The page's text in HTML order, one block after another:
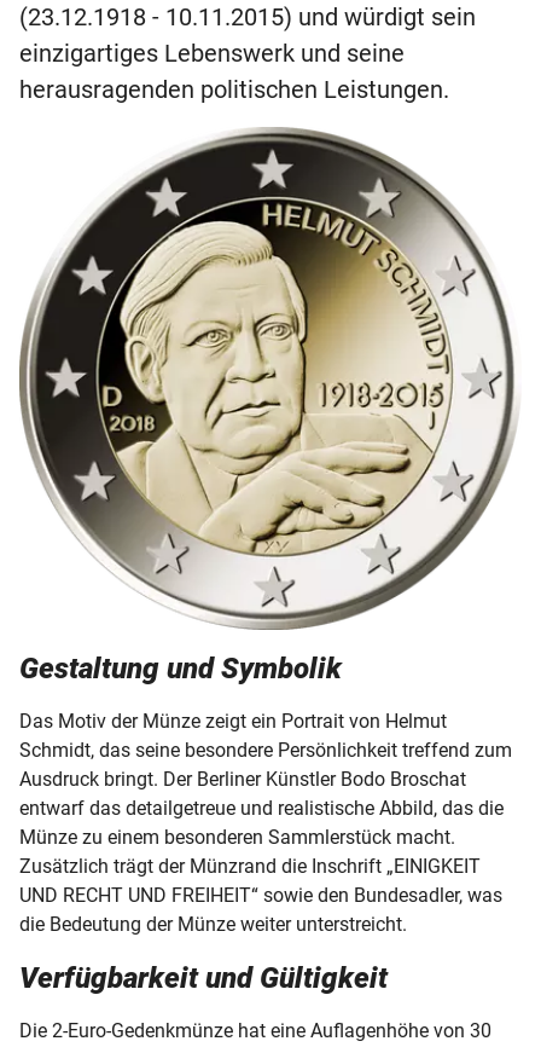
2-Euro-Gemeinschaftsausgaben
(23.12.1918 - 10.11.2015) und würdigt sein
einzigartiges Lebenswerk und seine
herausragenden politischen Leistungen.
Gestaltung und Symbolik
Das Motiv der Münze zeigt ein Portrait von Helmut
Schmidt, das seine besondere Persönlichkeit treffend zum
Ausdruck bringt. Der Berliner Künstler Bodo Broschat
entwarf das detailgetreue und realistische Abbild, das die
Münze zu einem besonderen Sammlerstück macht.
Zusätzlich trägt der Münzrand die Inschrift „EINIGKEIT
UND RECHT UND FREIHEIT“ sowie den Bundesadler, was
die Bedeutung der Münze weiter unterstreicht.
Verfügbarkeit und Gültigkeit
Die 2-Euro-Gedenkmünze hat eine Auflagenhöhe von 30